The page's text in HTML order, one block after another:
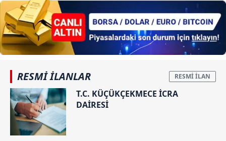
RESMİ İLANLAR
T.C. KÜÇÜKÇEKMECE İCRA
DAİRESİ